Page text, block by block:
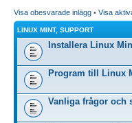
Visa obesvarade inlägg • Visa
LINUX MINT, SUPPORT
Installera Linux
Program till Linux
Vanliga frågor och